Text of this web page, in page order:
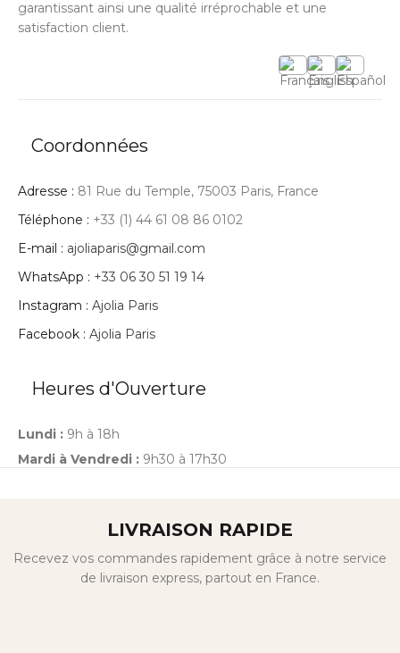
garantissant ainsi une qualité irréprochable et une
satisfaction client.
Coordonnées
Adresse : 81 Rue du Temple, 75003 Paris, France
Téléphone : +33 (1) 44 61 08 86 0102
E-mail : ajoliaparis@gmail.com
WhatsApp : +33 06 30 51 19 14
Instagram : Ajolia Paris
Facebook : Ajolia Paris
Heures d'Ouverture
Lundi : 9h à 18h
Mardi à Vendredi : 9h30 à 17h30
LIVRAISON RAPIDE
Recevez vos commandes rapidement grâce à notre service
de livraison express, partout en France.